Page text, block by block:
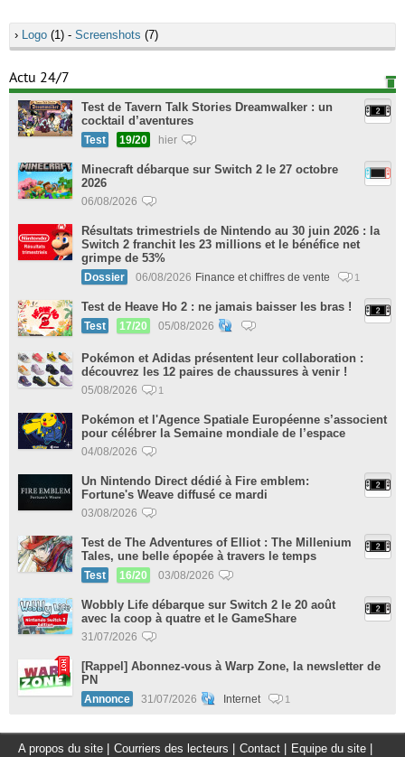
› Logo (1) - Screenshots (7)
Actu 24/7
Test de Tavern Talk Stories Dreamwalker : un
cocktail d’aventures
Test 19/20 hier
Minecraft débarque sur Switch 2 le 27 octobre
2026
06/08/2026
Résultats trimestriels de Nintendo au 30 juin 2026 : la
Switch 2 franchit les 23 millions et le bénéfice net
grimpe de 53%
Dossier 06/08/2026 Finance et chiffres de vente 1
Test de Heave Ho 2 : ne jamais baisser les bras !
Test 17/20 05/08/2026
Pokémon et Adidas présentent leur collaboration :
découvrez les 12 paires de chaussures à venir !
05/08/2026 1
Pokémon et l'Agence Spatiale Européenne s’associent
pour célébrer la Semaine mondiale de l’espace
04/08/2026
Un Nintendo Direct dédié à Fire emblem:
Fortune's Weave diffusé ce mardi
03/08/2026
Test de The Adventures of Elliot : The Millenium
Tales, une belle épopée à travers le temps
Test 16/20 03/08/2026
Wobbly Life débarque sur Switch 2 le 20 août
avec la coop à quatre et le GameShare
31/07/2026
[Rappel] Abonnez-vous à Warp Zone, la newsletter de
PN
Annonce 31/07/2026 Internet 1
A propos du site Courriers des lecteurs Contact Equipe du site